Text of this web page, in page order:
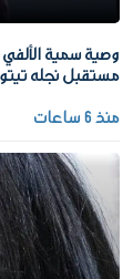
وصية سمية
مستقبل نجله
منذ 6 ساعات